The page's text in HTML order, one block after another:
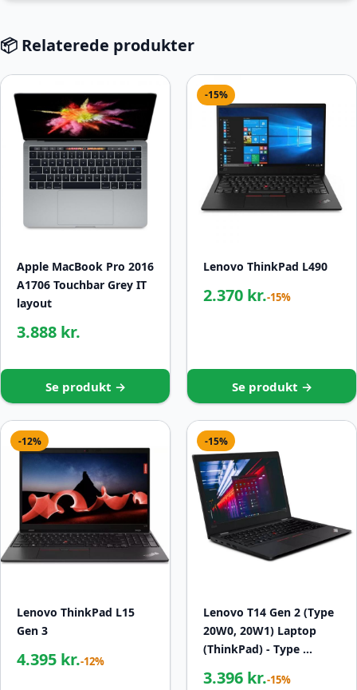
📦 Relaterede produkter
Apple MacBook Pro 2016
A1706 Touchbar Grey IT
layout
3.888 kr.
Se produkt →
-15%
Lenovo ThinkPad L490
2.370 kr.-15%
Se produkt →
-12%
Lenovo ThinkPad L15
Gen 3
4.395 kr.-12%
-15%
Lenovo T14 Gen 2 (Type
20W0, 20W1) Laptop
(ThinkPad) - Type …
3.396 kr.-15%